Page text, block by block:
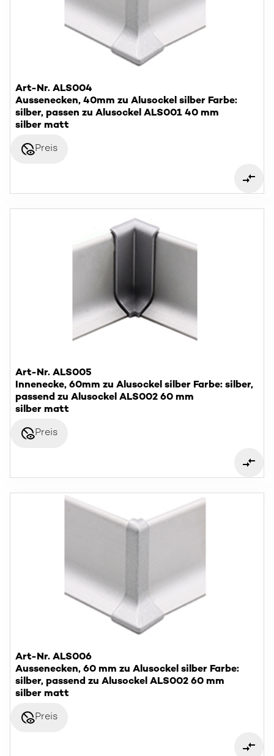
Art-Nr. ALS004
Aussenecken, 40mm zu Alusockel silber Farbe:
silber, passen zu Alusockel ALS001 40 mm
silber matt
disabled_visiblePreis
Art-Nr. ALS005
Innenecke, 60mm zu Alusockel silber Farbe: silber,
passend zu Alusockel ALS002 60 mm
silber matt
disabled_visiblePreis
Art-Nr. ALS006
Aussenecken, 60 mm zu Alusockel silber Farbe:
silber, passend zu Alusockel ALS002 60 mm
silber matt
disabled_visiblePreis